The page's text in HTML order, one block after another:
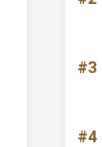
#3
#4